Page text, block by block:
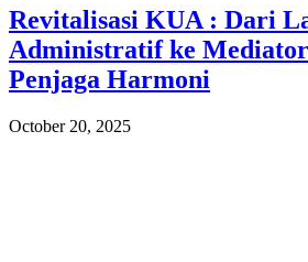
Revitalisasi KUA : Dari
Administratif ke Mediator
Penjaga Harmoni
October 20, 2025